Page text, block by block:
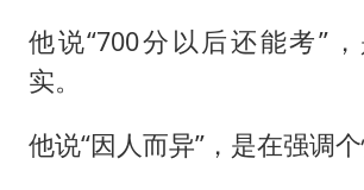
他说“700分以后还能考”
实。
他说“因人而异”，是在强调个